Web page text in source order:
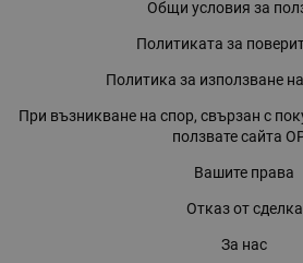
Общи условия за
Политиката за
Политика за използване
При възникване на спор, свързан с
ползвате сайта
Вашите права
Отказ от сделка
За нас